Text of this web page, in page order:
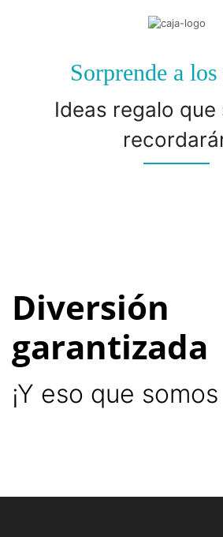
Sorprende a
Ideas regalo que
Diversión
garantizada
¡Y eso que